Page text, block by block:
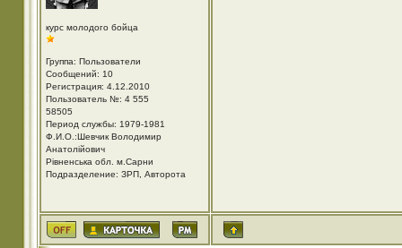
курс молодого бойца
Группа: Пользователи
Сообщений: 10
Регистрация: 4.12.2010
Пользователь №: 4 555
58505
Период службы: 1979-1981
Ф.И.О.:Шевчик Володимир
Анатолійович
Рівненська обл. м.Сарни
Подразделение: ЗРП, Авторота